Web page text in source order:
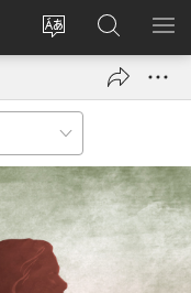
Oldal
nyelvének
megváltoztatása
Bejelentkezés
(opens
Keresés
a jw.org
honlapon